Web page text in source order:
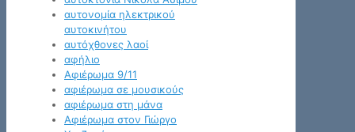
αυτονομία ηλεκτρικού
αυτοκινήτου
αυτόχθονες λαοί
αφήλιο
Αφιέρωμα 9/11
αφιέρωμα σε μουσικούς
αφιέρωμα στη μάνα
Αφιέρωμα στον Γιώργο